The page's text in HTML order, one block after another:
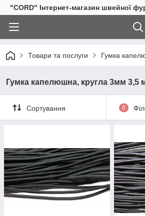
"CORD" Інтернет-магазин швейної
Товари та послуги Гумка
Гумка капелюшна, кругла 3мм
Сортування 0